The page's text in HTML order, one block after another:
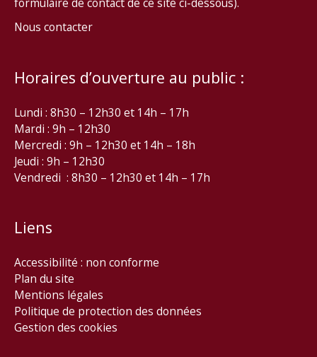
Nous contacter
Horaires d’ouverture au public :
Lundi : 8h30 – 12h30 et 14h – 17h
Mardi : 9h – 12h30
Mercredi : 9h – 12h30 et 14h – 18h
Jeudi : 9h – 12h30
Vendredi : 8h30 – 12h30 et 14h – 17h
Liens
Accessibilité : non conforme
Plan du site
Mentions légales
Politique de protection des données
Gestion des cookies